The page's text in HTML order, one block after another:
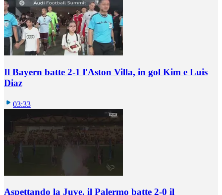
Il Bayern batte 2-1 l'Aston Villa, in gol Kim e Luis
Diaz
03:33
Aspettando la Juve, il Palermo batte 2-0 il